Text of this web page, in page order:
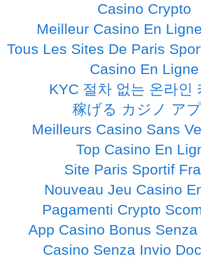
Casino Crypto
Meilleur Casino En
Tous Les Sites De Paris
Casino En Ligne
KYC 절차 없는 온라인
稼げる カジノ ア
Meilleurs Casino Sans
Top Casino En
Site Paris Sportif
Nouveau Jeu Casino
Pagamenti Crypto
App Casino Bonus
Casino Senza Invio